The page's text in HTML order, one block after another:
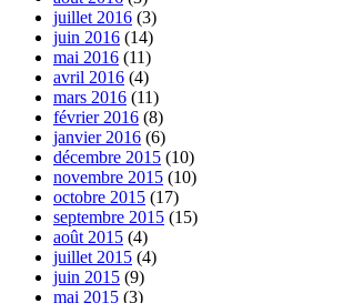
juillet 2016 (3)
juin 2016 (14)
mai 2016 (11)
avril 2016 (4)
mars 2016 (11)
février 2016 (8)
janvier 2016 (6)
décembre 2015 (10)
novembre 2015 (10)
octobre 2015 (17)
septembre 2015 (15)
août 2015 (4)
juillet 2015 (4)
juin 2015 (9)
mai 2015 (3)